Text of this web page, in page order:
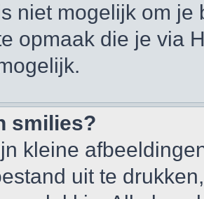
niet mogelijk om
opmaak die je via
smilies?
kleine
uit te